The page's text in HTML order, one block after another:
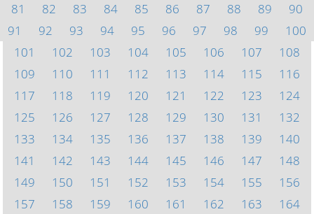
81
82 83 84 85 86 87 88 89
90
91
92 93 94 95 96 97 98 99
100
101
102 103 104 105 106 107
108
109
110 111 112 113 114 115
116
117
118 119 120 121 122 123
124
125
126 127 128 129 130 131
132
133
134 135 136 137 138 139
140
141
142 143 144 145 146 147
148
149
150 151 152 153 154 155
156
157
158 159 160 161 162 163
164